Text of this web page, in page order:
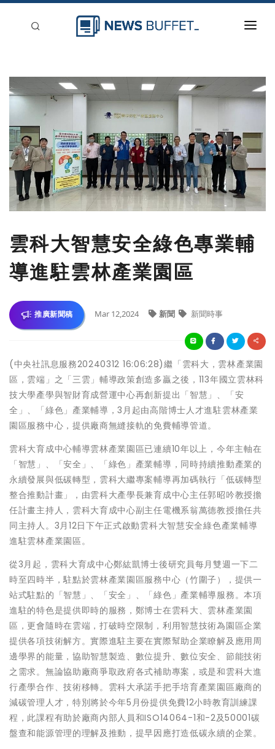
新聞稿分類
雲科大智慧安全綠色專業輔
導進駐雲林產業園區
推廣新聞稿 Mar 12,2024 新聞 新聞時事
(中央社訊息服務20240312 16:06:28)繼「雲科大，雲林產業園
區，雲端」之「三雲」輔導政策創造多贏之後，113年國立雲林科
技大學產學與智財育成營運中心再創新提出「智慧」、「安
全」、「綠色」產業輔導，3月起由高階博士人才進駐雲林產業
園區服務中心，提供廠商無縫接軌的免費輔導管道。
雲科大育成中心輔導雲林產業園區已連續10年以上，今年主軸在
「智慧」、「安全」、「綠色」產業輔導，同時持續推動產業的
永續發展與低碳轉型，雲科大繼專案輔導再加碼執行「低碳轉型
整合推動計畫」，由雲科大產學長兼育成中心主任郭昭吟教授擔
任計畫主持人，雲科大育成中心副主任電機系翁萬德教授擔任共
同主持人。3月12日下午正式啟動雲科大智慧安全綠色產業輔導
進駐雲林產業園區。
從3月起，雲科大育成中心鄭紘凱博士後研究員每月雙週一下二
時至四時半，駐點於雲林產業園區服務中心（竹圍子），提供一
站式駐點的「智慧」、「安全」、「綠色」產業輔導服務。本項
進駐的特色是提供即時的服務，鄭博士在雲科大、雲林產業園
區，更會隨時在雲端，打破時空限制，利用智慧技術為園區企業
提供各項技術解方。實際進駐主要在實際幫助企業瞭解及應用周
邊學界的能量，協助智慧製造、數位提升、數位安全、節能技術
之需求。無論協助廠商爭取政府各式補助專案，或是和雲科大進
行產學合作、技術移轉。雲科大承諾手把手培育產業園區廠商的
減碳管理人才，特別將於今年5月份提供免費12小時教育訓練課
程，此課程有助於廠商內部人員和ISO14064-1和-2及50001碳
盤查和能源管理的理解及推動，提早因應打造低碳永續的企業。